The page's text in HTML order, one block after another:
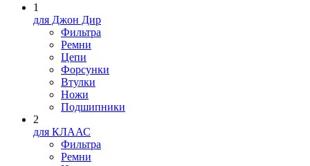
1
для Джон Дир
Фильтра
Ремни
Цепи
Форсунки
Втулки
Ножи
Подшипники
2
для КЛААС
Фильтра
Ремни